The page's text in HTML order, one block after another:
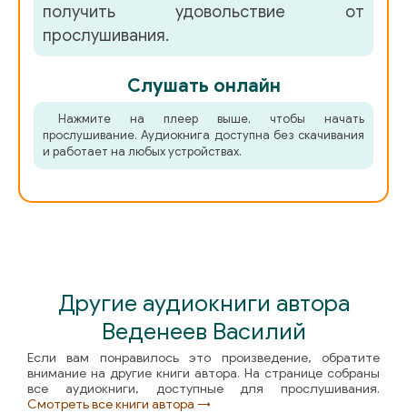
получить удовольствие от
прослушивания.
Слушать онлайн
Нажмите на плеер выше, чтобы начать
прослушивание. Аудиокнига доступна без скачивания
и работает на любых устройствах.
Другие аудиокниги автора
Веденеев Василий
Если вам понравилось это произведение, обратите
внимание на другие книги автора. На странице собраны
все аудиокниги, доступные для прослушивания.
Смотреть все книги автора →